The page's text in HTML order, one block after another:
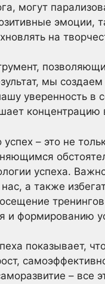
могут
эмоции,
на
мы
уверенность в
концентрацию
– это не
успеха.
а также
и формированию
показывает,
–